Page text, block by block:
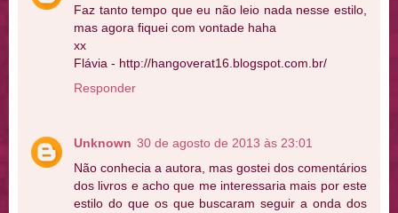
Faz tanto tempo que eu não leio nada nesse estilo,
mas agora fiquei com vontade haha
xx
Flávia - http://hangoverat16.blogspot.com.br/
Responder
Unknown 30 de agosto de 2013 às 23:01
Não conhecia a autora, mas gostei dos comentários
dos livros e acho que me interessaria mais por este
estilo do que os que buscaram seguir a onda dos